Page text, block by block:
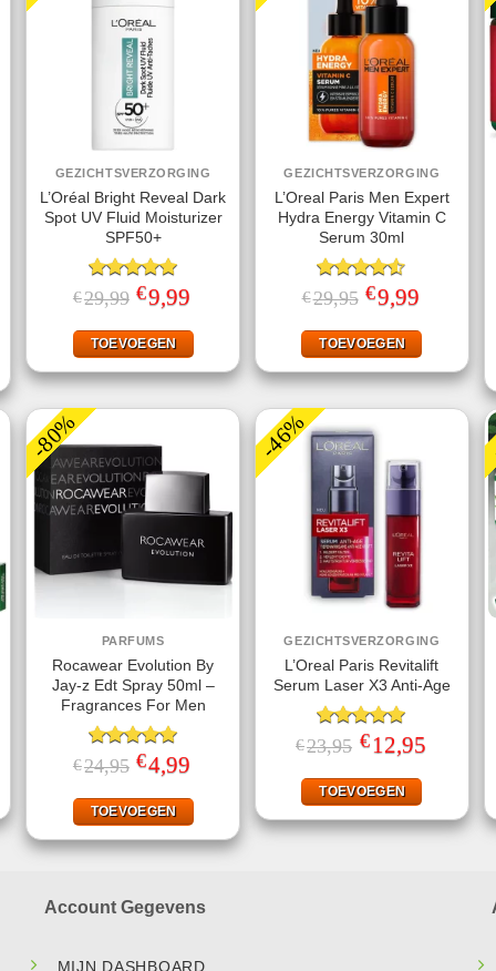
GEZICHTSVERZORGING
L’Oréal Bright Reveal Dark
Spot UV Fluid Moisturizer
SPF50+
Gewaardeerd
5.00 uit 5
€29,99 Oorspronkelijke
prijs
€29,99.
€9,99
€9,99.
TOEVOEGEN
GEZICHTSVERZORGING
L’Oreal Paris Men Expert
Hydra Energy Vitamin C
Serum 30ml
Gewaardeerd
4.50 uit 5
€29,95 Oorspronkelijke
prijs
€29,95.
€9,99
€9,99.
TOEVOEGEN
-80%
PARFUMS
Rocawear Evolution By
Jay-z Edt Spray 50ml –
Fragrances For Men
Gewaardeerd
5.00uit 5
€24,95 Oorspronkelijke
prijs
€24,95.
€4,99
€4,99.
TOEVOEGEN
-46%
GEZICHTSVERZORGING
L’Oreal Paris Revitalift
Serum Laser X3 Anti-Age
Gewaardeerd
5.00uit 5
€23,95 Oorspronkelijke
prijs
€23,95.
€ 12,95prijs
TOEVOEGEN
Account Gegevens
MIJN DASHBOARD